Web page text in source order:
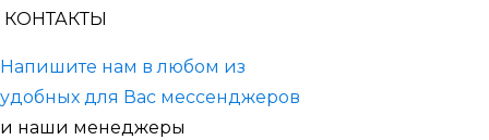
КОНТАКТЫ
Напишите нам в любом из
удобных для Вас мессенджеров
и наши менеджеры